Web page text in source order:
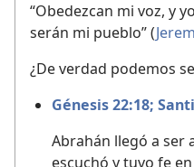
“Obedezcan mi voz, y
serán mi pueblo” (
¿De verdad podemos
Génesis 22:18;
Abrahán llegó a ser
escuchó y tuvo fe en